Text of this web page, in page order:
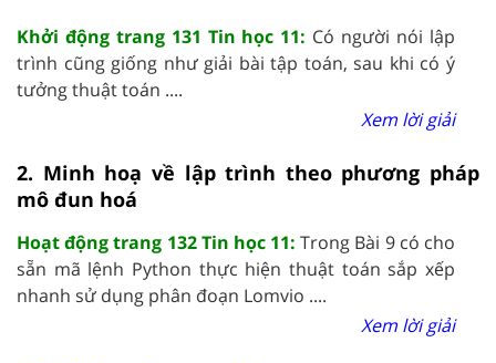
Khởi động trang 131 Tin học 11: Có người nói lập
trình cũng giống như giải bài tập toán, sau khi có ý
tưởng thuật toán ....
Xem lời giải
2. Minh hoạ về lập trình theo phương pháp
mô đun hoá
Hoạt động trang 132 Tin học 11:Trong Bài 9 có cho
sẵn mã lệnh Python thực hiện thuật toán sắp xếp
nhanh sử dụng phân đoạn Lomvio ....
Xem lời giải